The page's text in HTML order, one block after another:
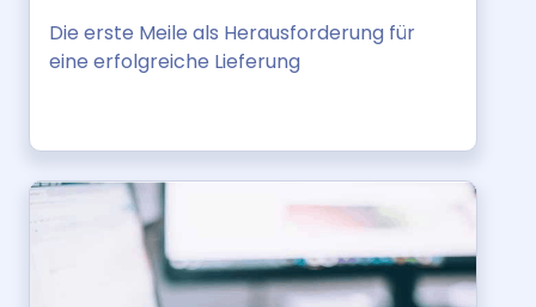
Die erste Meile als Herausforderung für
eine erfolgreiche Lieferung